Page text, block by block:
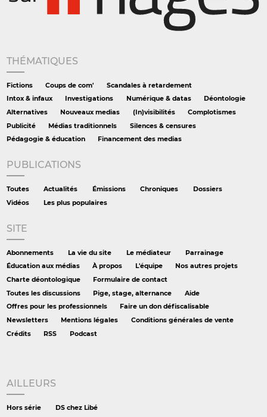
THÉMATIQUES
Fictions Coups de com'
Scandales à retardement
Intox & infaux
Investigations Numérique & datas
Déontologie
Alternatives
Nouveaux medias (In)visibilités
Complotismes
Publicité
Médias traditionnels
Silences & censures
Pédagogie & éducation
Financement des medias
PUBLICATIONS
Toutes Actualités Émissions Chroniques
Dossiers
Vidéos
Les plus populaires
SITE
Abonnements La vie du site Le médiateur
Parrainage
Éducation aux médias
À propos L'équipe
Nos autres projets
Charte déontologique
Formulaire de contact
Toutes les discussions
Pige, stage, alternance
Aide
Offres pour les professionnels
Faire un don défiscalisable
Newsletters
Mentions légales
Conditions générales de vente
Crédits
RSS Podcast
AILLEURS
Hors série DS chez Libé